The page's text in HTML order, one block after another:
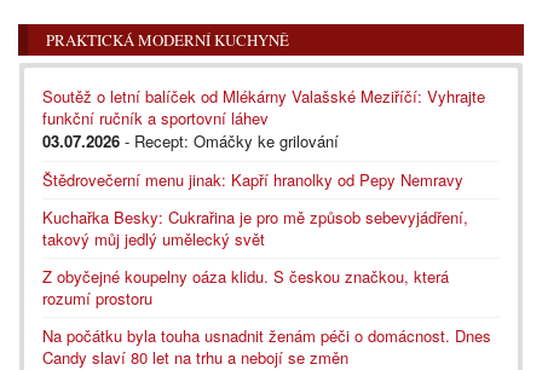
PRAKTICKÁ MODERNÍ KUCHYNĚ
Soutěž o letní balíček od Mlékárny Valašské Meziříčí: Vyhrajte
funkční ručník a sportovní láhev
03.07.2026 - Recept: Omáčky ke grilování
Štědrovečerní menu jinak: Kapří hranolky od Pepy Nemravy
Kuchařka Besky: Cukrařina je pro mě způsob sebevyjádření,
takový můj jedlý umělecký svět
Z obyčejné koupelny oáza klidu. S českou značkou, která
rozumí prostoru
Na počátku byla touha usnadnit ženám péči o domácnost. Dnes
Candy slaví 80 let na trhu a nebojí se změn